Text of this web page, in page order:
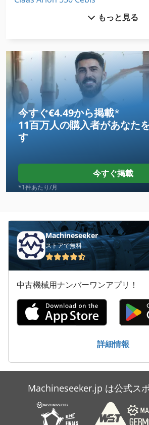
Claas Arion 550 Cmatic
Claas Axion 820
Claas Axion 830 Cebis
Claas Axion 840 Cmatic
Claas Axion 850 Cebis
Claas Axos 330
Claas Axos 340 C
Claas Celtis 446 Rx
Claas Lexion 420
Claas Lexion 440
Claas Liner 680 L
Claas Pu 300 Hd
Claas Rollant 250 Rc
Claas Variant 380 Rc
Claas Variant 385 Rc
Claas Volto 670
もっと見る
今すぐ€4.49から掲載*
11百万人の購入者があなた
す
今すぐ掲載
*1件あたり/月
Machineseeker
ストアで無料
中古機械用ナンバーワンアプリ！
詳細情報
Machineseeker.jp は公式ス